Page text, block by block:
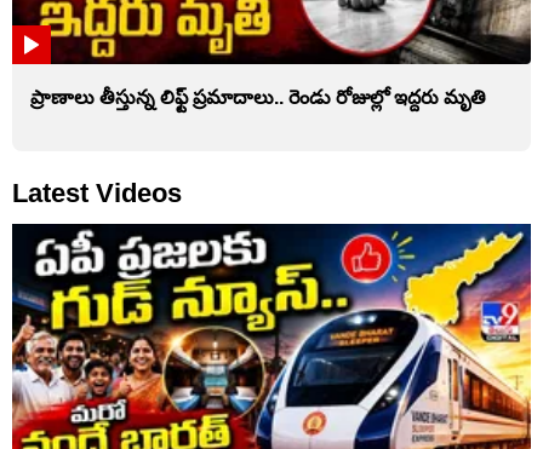
ప్రాణాలు తీస్తున్న లిఫ్ట్‌ ప్రమాదాలు.. రెండు రోజుల్లో ఇద్దరు మృతి
Latest Videos